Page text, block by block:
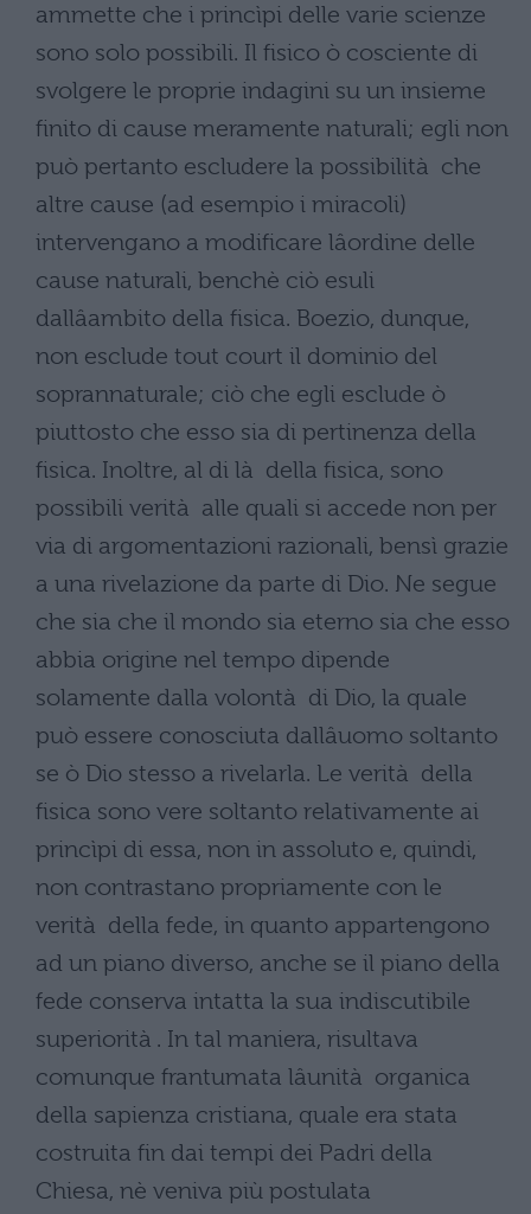
ammette che i princìpi delle varie scienze
sono solo possibili. Il fisico ò cosciente di
svolgere le proprie indagini su un insieme
finito di cause meramente naturali; egli non
può pertanto escludere la possibilità che
altre cause (ad esempio i miracoli)
intervengano a modificare lâordine delle
cause naturali, benchè ciò esuli
dallâambito della fisica. Boezio, dunque,
non esclude tout court il dominio del
soprannaturale; ciò che egli esclude ò
piuttosto che esso sia di pertinenza della
fisica. Inoltre, al di là della fisica, sono
possibili verità alle quali si accede non per
via di argomentazioni razionali, bensì grazie
a una rivelazione da parte di Dio. Ne segue
che sia che il mondo sia eterno sia che esso
abbia origine nel tempo dipende
solamente dalla volontà di Dio, la quale
può essere conosciuta dallâuomo soltanto
se ò Dio stesso a rivelarla. Le verità della
fisica sono vere soltanto relativamente ai
princìpi di essa, non in assoluto e, quindi,
non contrastano propriamente con le
verità della fede, in quanto appartengono
ad un piano diverso, anche se il piano della
fede conserva intatta la sua indiscutibile
superiorità . In tal maniera, risultava
comunque frantumata lâunità organica
della sapienza cristiana, quale era stata
costruita fin dai tempi dei Padri della
Chiesa, nè veniva più postulata